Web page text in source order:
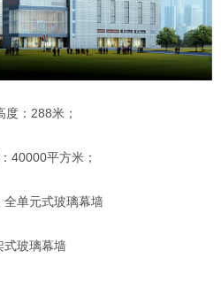
度：288米；
40000平方米；
全单元式玻璃幕墙
式玻璃幕墙